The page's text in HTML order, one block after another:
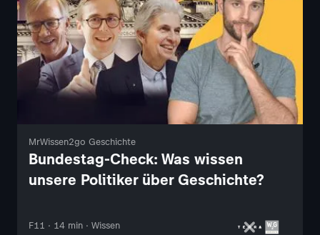
MrWissen2go Geschichte
Bundestag-Check: Was wissen
unsere Politiker über Geschichte?
F11 · 14 min · Wissen